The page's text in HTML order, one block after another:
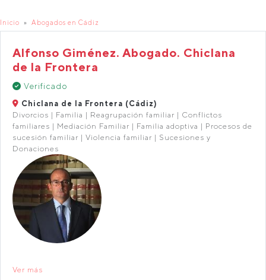
Inicio Abogados en Cádiz
Alfonso Giménez. Abogado. Chiclana
de la Frontera
Verificado
Chiclana de la Frontera (Cádiz)
Divorcios | Familia | Reagrupación familiar | Conflictos
familiares | Mediación Familiar | Familia adoptiva | Procesos de
sucesión familiar | Violencia familiar | Sucesiones y
Donaciones
Ver más